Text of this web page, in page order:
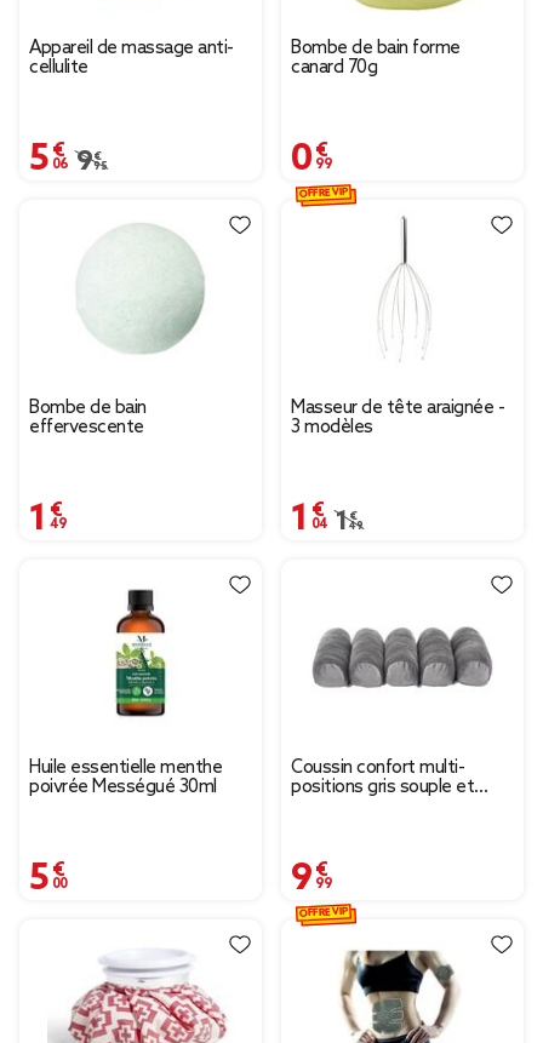
Appareil de massage anti-
cellulite
5,06 €
Prix remisé de 9,95 € à 5,06 €
9,95 €
Bombe de bain forme
canard 70g
0,99 €
Bombe de bain
effervescente
1,49 €
Masseur de tête araignée -
3 modèles
1,04 €
Prix remisé de 1,49 €
1,49 €
OFFRE VIP
Huile essentielle menthe
poivrée Mességué 30ml
5,00 €
Coussin confort multi-
positions gris souple et
9,99 €
OFFRE VIP